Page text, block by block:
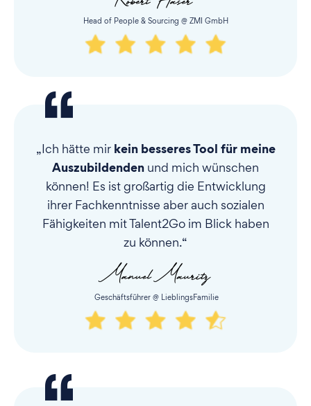
Head of People & Sourcing @ ZMI GmbH
„Ich hätte mir kein besseres Tool für meine
Auszubildenden und mich wünschen
können! Es ist großartig die Entwicklung
ihrer Fachkenntnisse aber auch sozialen
Fähigkeiten mit Talent2Go im Blick haben
zu können.“
Geschäftsführer @ LieblingsFamilie